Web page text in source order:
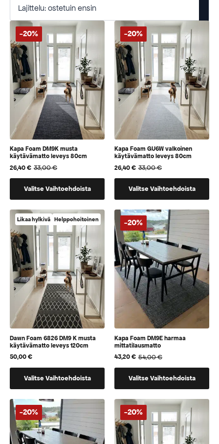
-20%
Kapa Foam DM9K musta
käytävämatto leveys 80cm
33,00€
Alkuperäinen
hinta
33,00 €.
26,40€
Nykyinen
hinta
26,40 €.Valitse Vaihtoehdoista
vaihtoehtoja,
jotka
voidaan
valita
tuotteen
sivulla
-20%
Kapa Foam GU6W valkoinen
käytävämatto leveys 80cm
33,00€
Alkuperäinen
hinta
33,00 €.
26,40€
Nykyinen
hinta
26,40 €.Valitse Vaihtoehdoista
vaihtoehtoja,
jotka
voidaan
valita
tuotteen
sivulla
Likaa hylkivä Helppohoitoinen
Dawn Foam 6826 DM9 K musta
käytävämatto leveys 120cm
50,00€
Valitse Vaihtoehdoista
tuotteella
vaihtoehtoja,
jotka
voidaan
valita
-20%
Kapa Foam DM9E harmaa
mittatilausmatto
54,00€
Alkuperäinen
hinta
54,00 €.
43,20€
Nykyinen
hinta
43,20 €.Valitse Vaihtoehdoista
tuotteella
vaihtoehtoja,
jotka
voidaan
valita
-20% -20%